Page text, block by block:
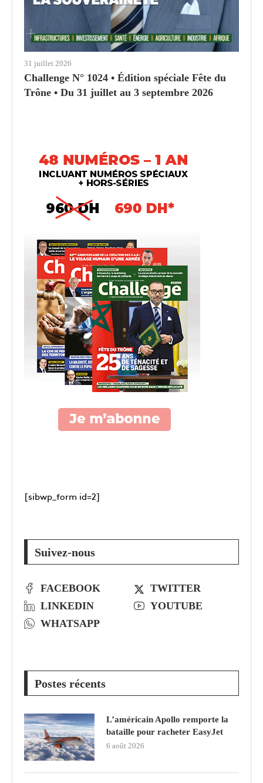
31 juillet 2026
Challenge N° 1024 • Édition spéciale Fête du
Trône • Du 31 juillet au 3 septembre 2026
[sibwp_form id=2]
Suivez-nous
FACEBOOK
TWITTER
LINKEDIN
YOUTUBE
WHATSAPP
Postes récents
L’américain Apollo remporte la
bataille pour racheter EasyJet
6 août 2026